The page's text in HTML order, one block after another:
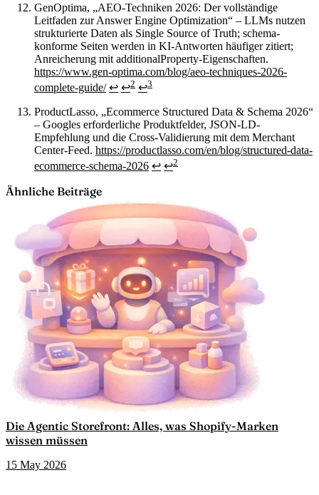
GenOptima, „AEO-Techniken 2026: Der vollständige
Leitfaden zur Answer Engine Optimization“ – LLMs nutzen
strukturierte Daten als Single Source of Truth; schema-
konforme Seiten werden in KI-Antworten häufiger zitiert;
Anreicherung mit additionalProperty-Eigenschaften.
https://www.gen-optima.com/blog/aeo-techniques-2026-
complete-guide/ ↩ ↩2 ↩3
ProductLasso, „Ecommerce Structured Data & Schema 2026“
– Googles erforderliche Produktfelder, JSON-LD-
Empfehlung und die Cross-Validierung mit dem Merchant
Center-Feed. https://productlasso.com/en/blog/structured-data-
ecommerce-schema-2026 ↩ ↩2
Ähnliche Beiträge
Die Agentic Storefront: Alles, was Shopify-Marken
wissen müssen
15 May 2026